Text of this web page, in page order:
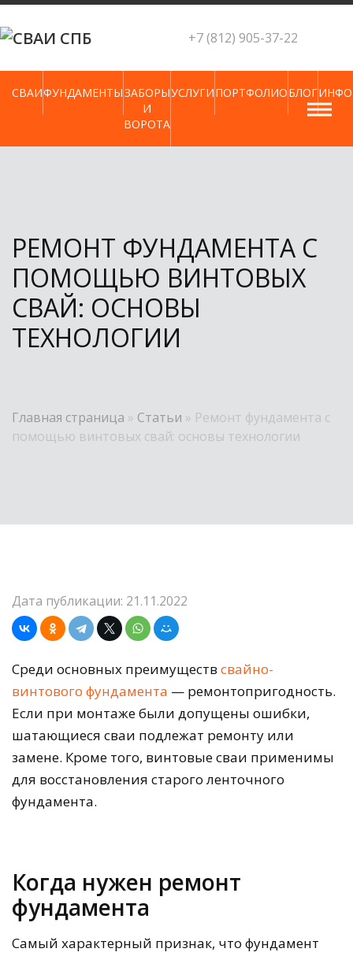
Skip
to
content
+7 (812) 905-37-22
СВАИФУНДАМЕНТЫЗАБОРЫ
И
ВОРОТА
УСЛУГИПОРТФОЛИОБЛОГ
РЕМОНТ ФУНДАМЕНТА С
ПОМОЩЬЮ ВИНТОВЫХ
СВАЙ: ОСНОВЫ
ТЕХНОЛОГИИ
Главная страница » Статьи » Ремонт фундамента с
помощью винтовых свай: основы технологии
Дата публикации: 21.11.2022
Среди основных преимуществ свайно-
винтового фундамента — ремонтопригодность.
Если при монтаже были допущены ошибки,
шатающиеся сваи подлежат ремонту или
замене. Кроме того, винтовые сваи применимы
для восстановления старого ленточного
фундамента.
Когда нужен ремонт
фундамента
Самый характерный признак, что фундамент